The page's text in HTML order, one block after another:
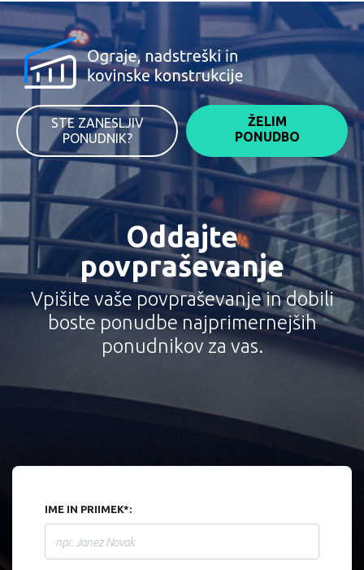
STE ZANESLJIV
PONUDNIK?
ŽELIM
PONUDBO
Oddajte
povpraševanje
Vpišite vaše povpraševanje in dobili
boste ponudbe najprimernejših
ponudnikov za vas.
IME IN PRIIMEK*: